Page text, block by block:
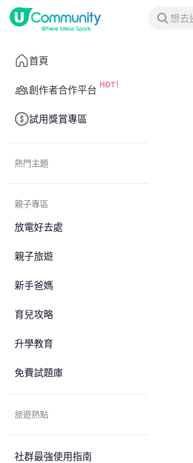
首頁
創作者合作平台
試用獎賞專區
熱門主題
親子專區
放電好去處
親子旅遊
新手爸媽
育兒攻略
升學教育
免費試題庫
旅遊熱點
社群最強使用指南